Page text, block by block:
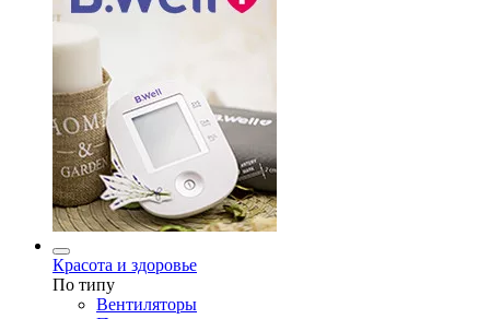
Красота и здоровье
По типу
Вентиляторы